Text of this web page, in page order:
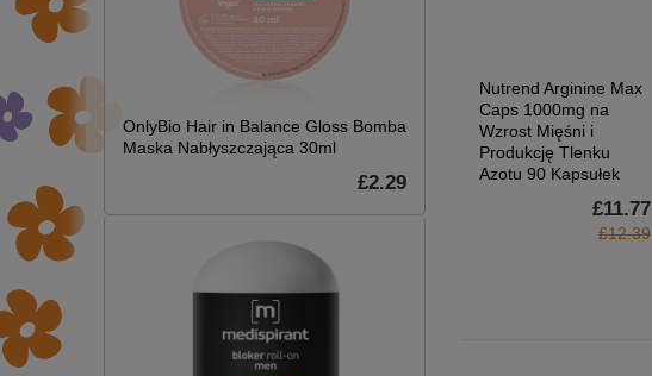
OnlyBio Hair in Balance Gloss Bomba
Maska Nabłyszczająca 30ml
£2.29
z
Carnitine 3000 Shot,
Orange - 20 x 60 ml.
£25.59
Przedtreningówka dla
Maksymalnej
Wydajności 20 x 60 ml
£33.53
Nutrend Arginine Max
Caps 1000mg na
Wzrost Mięśni i
Produkcję Tlenku
Azotu 90 Kapsułek
£11.77
£12.39